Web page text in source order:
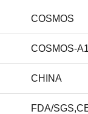
COSMOS
COSMOS-A1
CHINA
FDA/